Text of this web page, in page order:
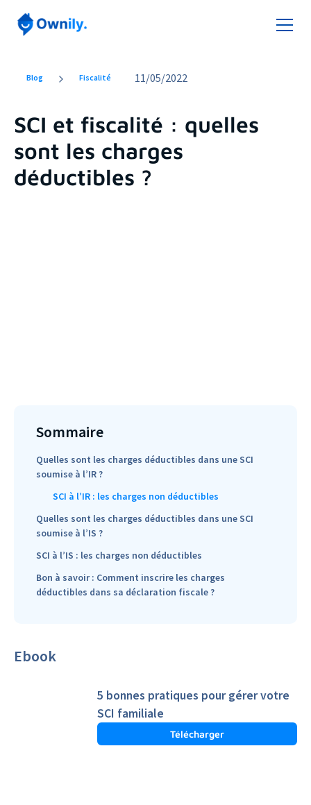
Blog Fiscalité 11/05/2022
SCI et fiscalité : quelles
sont les charges
déductibles ?
Sommaire
Quelles sont les charges déductibles dans une SCI
soumise à l’IR ?
SCI à l’IR : les charges non déductibles
Quelles sont les charges déductibles dans une SCI
soumise à l’IS ?
SCI à l’IS : les charges non déductibles
Bon à savoir : Comment inscrire les charges
déductibles dans sa déclaration fiscale ?
Ebook
5 bonnes pratiques pour gérer votre
SCI familiale
Télécharger